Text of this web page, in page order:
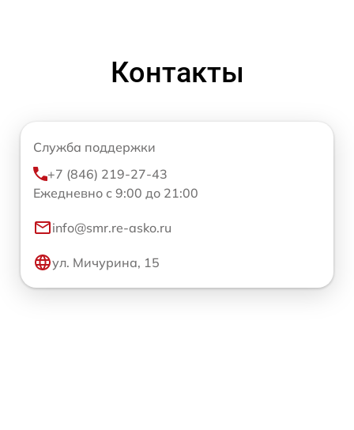
Контакты
Служба поддержки
+7 (846) 219-27-43
Ежедневно с 9:00 до 21:00
info@smr.re-asko.ru
ул. Мичурина, 15